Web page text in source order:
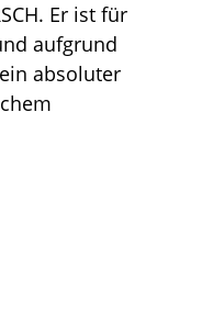
Er ist für
aufgrund
absoluter